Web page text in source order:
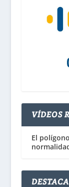
VÍDEOS
El